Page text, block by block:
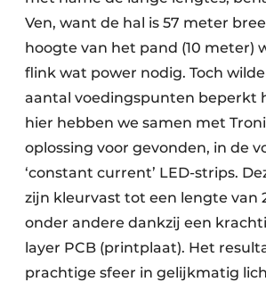
Ven, want de hal is 57 meter
hoogte van het pand (10 meter)
flink wat power nodig. Toch
aantal voedingspunten beperkt
hier hebben we samen met
oplossing voor gevonden, in de
‘constant current’ LED-strips.
zijn kleurvast tot een lengte van
onder andere dankzij een
layer PCB (printplaat). Het
prachtige sfeer in gelijkmatig